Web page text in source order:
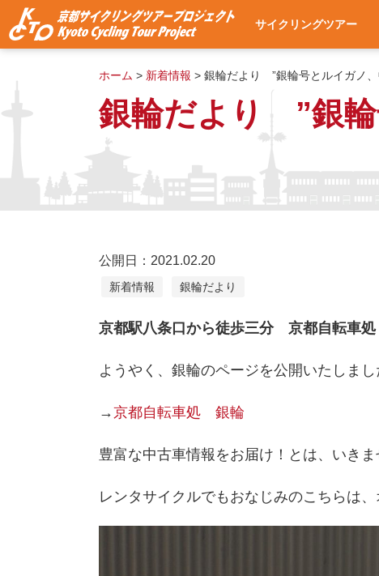
サイクリングツアー
サイクリングツアー一覧
集合・出発場所へのア
使用自転車
ツアー予約
よくある質問
ツアー予約状況
公開日：2021.02.20
新着情報 銀輪だより
ホーム > 新着情報 > 銀輪だより ”銀輪号とルイガノ、
銀輪だより ”銀輪
京都駅八条口から徒歩三分 京都自転車処
ようやく、銀輪のページを公開いたしまし
→京都自転車処 銀輪
豊富な中古車情報をお届け！とは、いき
レンタサイクルでもおなじみのこちらは